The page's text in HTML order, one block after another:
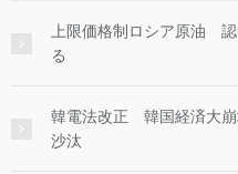
上限価格制ロシア原油
る
韓電法改正 韓国経済大
沙汰